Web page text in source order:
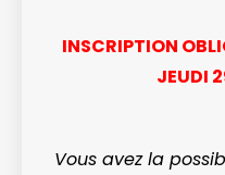
INSCRIPTION
JEUDI
Vous avez la